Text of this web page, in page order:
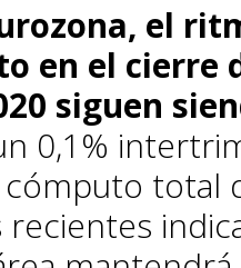
el
en el cierre
siguen
0,1%
total
recientes